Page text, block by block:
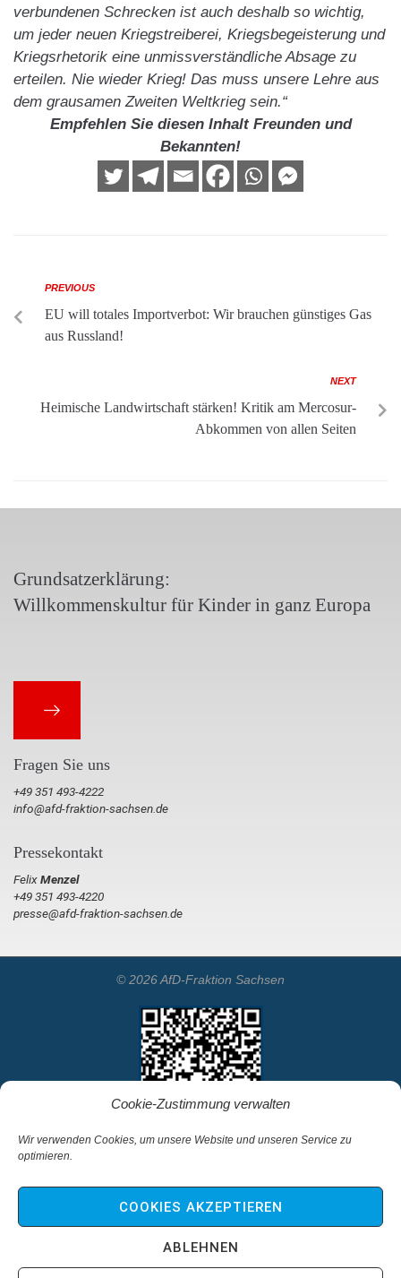
Cookie-Zustimmung verwalten
Wir verwenden Cookies, um unsere Website und unseren Service zu
optimieren.
COOKIES AKZEPTIEREN
ABLEHNEN
verbundenen Schrecken ist auch deshalb so wichtig,
um jeder neuen Kriegstreiberei, Kriegsbegeisterung und
Kriegsrhetorik eine unmissverständliche Absage zu
erteilen. Nie wieder Krieg! Das muss unsere Lehre aus
dem grausamen Zweiten Weltkrieg sein.“
Empfehlen Sie diesen Inhalt Freunden und
Bekannten!
PREVIOUS
EU will totales Importverbot: Wir brauchen günstiges Gas
aus Russland!
NEXT
Heimische Landwirtschaft stärken! Kritik am Mercosur-
Abkommen von allen Seiten
Grundsatzerklärung:
Willkommenskultur für Kinder in ganz Europa
Fragen Sie uns
+49 351 493-4222
info@afd-fraktion-sachsen.de
Pressekontakt
FelixMenzel
+49 351 493-4220
presse@afd-fraktion-sachsen.de
© 2026 AfD-Fraktion Sachsen
Startseite
Kontakt
Impressum & Haftungsausschluss
Datenschutz